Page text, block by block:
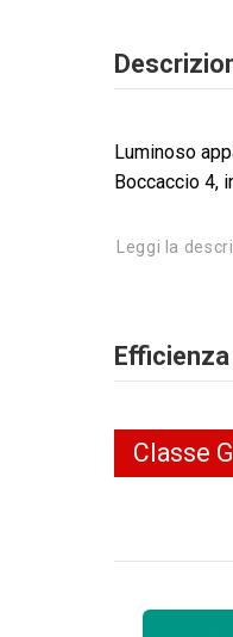
Luminoso
Boccaccio 4,
Leggi la
Classe G